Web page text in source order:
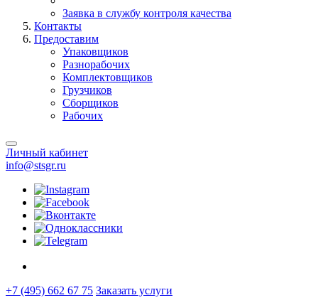
Заявка в службу контроля качества
Контакты
Предоставим
Упаковщиков
Разнорабочих
Комплектовщиков
Грузчиков
Сборщиков
Рабочих
Личный кабинет
info@stsgr.ru
+7 (495) 662 67 75 Заказать услуги